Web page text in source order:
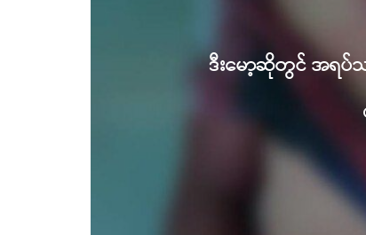
ဒီးမော့ဆိုတွင် အရပ်